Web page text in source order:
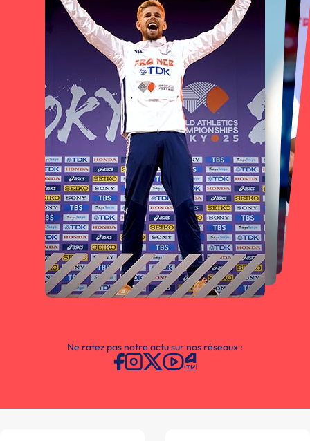
Ne ratez pas notre actu sur nos réseaux :